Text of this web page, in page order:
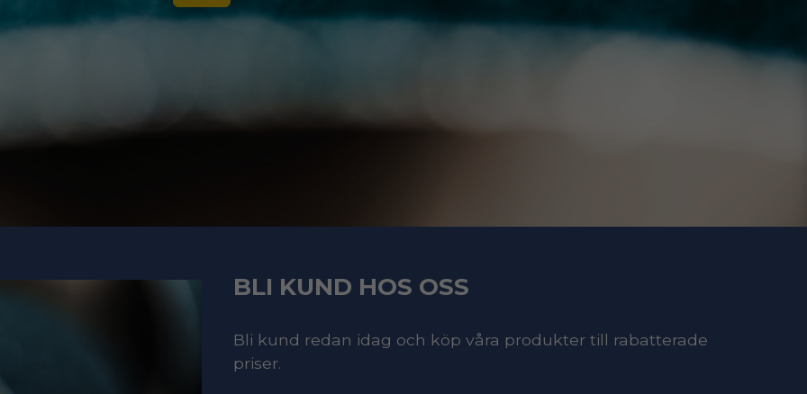
BLI KUND HOS OSS
Bli kund redan idag och köp våra produkter till rabatterade
priser.